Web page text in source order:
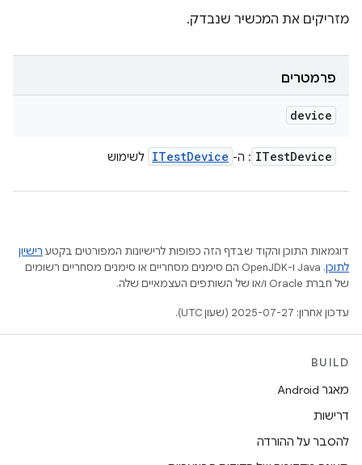
מזריקים את המכשיר שנבדק.
פרמטרים
device
ITestDevice : ה- ITestDevice לשימוש
דוגמאות התוכן והקוד שבדף הזה כפופות לרישיונות המפורטים בקטע רישיון
לתוכן
.‏ Java ו-OpenJDK הם סימנים מסחריים או סימנים מסחריים רשומים
של חברת Oracle ו/או של השותפים העצמאיים שלה.
עדכון אחרון: 2025-07-27 (שעון UTC).
BUILD
מאגר Android
דרישות
להסבר על ההורדה